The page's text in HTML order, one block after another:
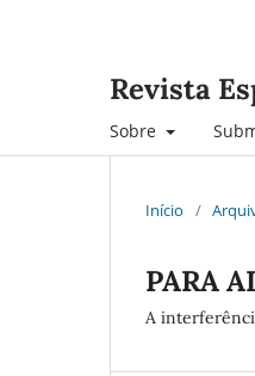
Revista
Sobre
Início /
PARA
A